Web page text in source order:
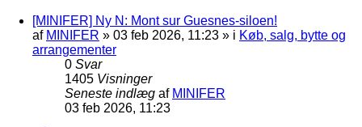
[MINIFER] Ny N: Mont sur Guesnes-siloen!
af MINIFER » 03 feb 2026, 11:23 » i Køb, salg, bytte og
arrangementer
0 Svar
1405 Visninger
Seneste indlæg af MINIFER
03 feb 2026, 11:23